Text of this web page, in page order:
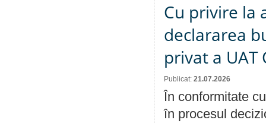
Cu privire la
declararea
privat a UAT
Publicat: 21.07.2026
În conformitate
în procesul